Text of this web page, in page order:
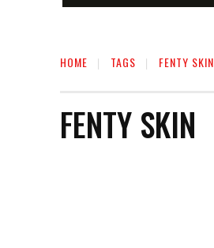
HOME TAGS FENTY SKIN
FENTY SKIN